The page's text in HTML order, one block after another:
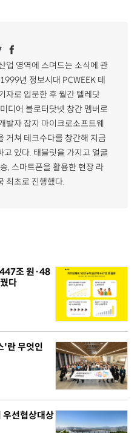
업 영역에 스며드는 소식에 관
년 정보시대 PCWEEK 테
자로 입문한 후 월간 텔레닷
디어 블로터닷넷 창간 멤버로
발자 잡지 마이크로소프트웨
거쳐 테크수다를 창간해 지금
고 있다. 태블릿을 가지고 얼굴
, 스마트폰을 활용한 현장 라
최초로 진행했다.
조 원·48
다
'란 무엇인
우선협상대상